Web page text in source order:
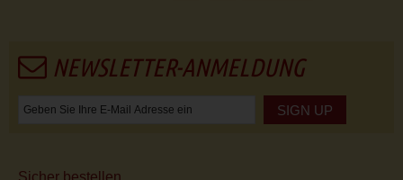
NEWSLETTER-ANMELDUNG
SIGN UP